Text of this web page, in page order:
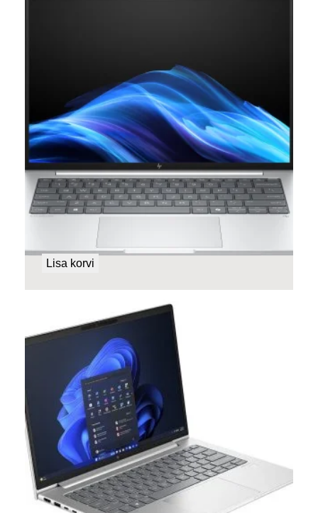
HP EliteBook 6 G1i 14 Tehasegarantii!
Lisa korvi